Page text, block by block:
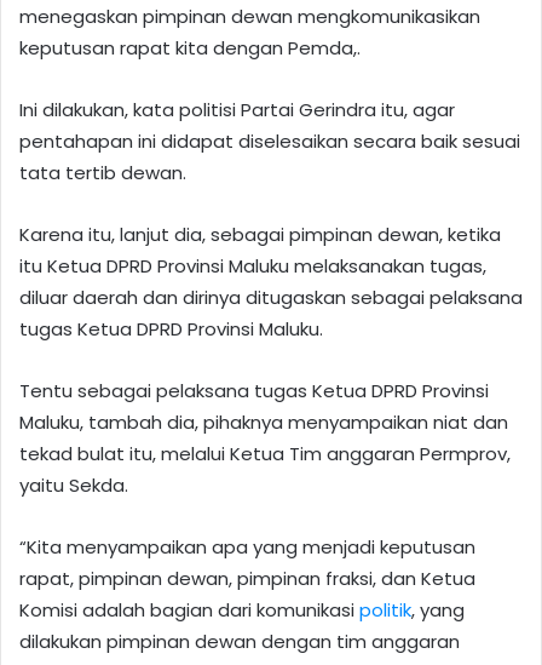
menegaskan pimpinan dewan mengkomunikasikan
keputusan rapat kita dengan Pemda,.
Ini dilakukan, kata politisi Partai Gerindra itu, agar
pentahapan ini didapat diselesaikan secara baik sesuai
tata tertib dewan.
Karena itu, lanjut dia, sebagai pimpinan dewan, ketika
itu Ketua DPRD Provinsi Maluku melaksanakan tugas,
diluar daerah dan dirinya ditugaskan sebagai pelaksana
tugas Ketua DPRD Provinsi Maluku.
Tentu sebagai pelaksana tugas Ketua DPRD Provinsi
Maluku, tambah dia, pihaknya menyampaikan niat dan
tekad bulat itu, melalui Ketua Tim anggaran Permprov,
yaitu Sekda.
“Kita menyampaikan apa yang menjadi keputusan
rapat, pimpinan dewan, pimpinan fraksi, dan Ketua
Komisi adalah bagian dari komunikasipolitik, yang
dilakukan pimpinan dewan dengan tim anggaran